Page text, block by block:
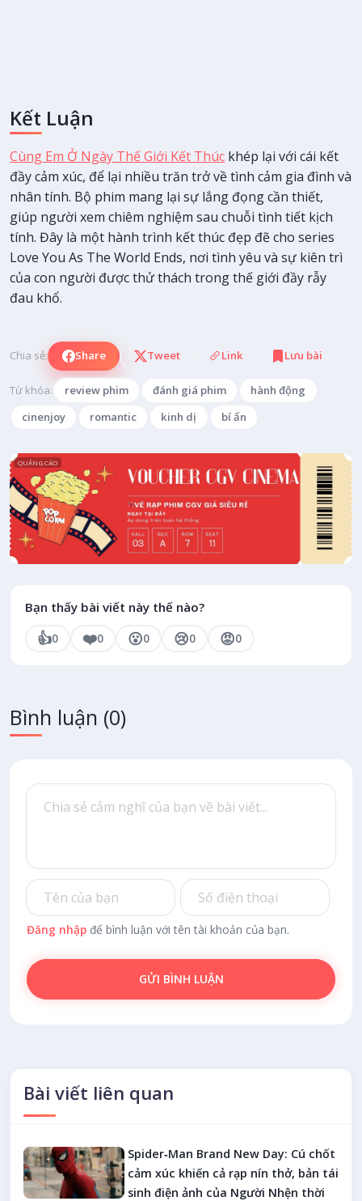
Kết Luận
Cùng Em Ở Ngày Thế Giới Kết Thúc khép lại với cái kết
đầy cảm xúc, để lại nhiều trăn trở về tình cảm gia đình và
nhân tính. Bộ phim mang lại sự lắng đọng cần thiết,
giúp người xem chiêm nghiệm sau chuỗi tình tiết kịch
tính. Đây là một hành trình kết thúc đẹp đẽ cho series
Love You As The World Ends, nơi tình yêu và sự kiên trì
của con người được thử thách trong thế giới đầy rẫy
đau khổ.
Chia sẻ: Share Tweet Link Lưu bài
Từ khóa: review phim đánh giá phim
hành động
cinenjoy
romantic kinh dị bí ẩn
QUẢNG CÁO
Bạn thấy bài viết này thế nào?
👍0 ❤️0 😮0 😢0 😡0
Bình luận (0)
Đăng nhập để bình luận với tên tài khoản của bạn.
GỬI BÌNH LUẬN
Bài viết liên quan
Spider‑Man Brand New Day: Cú chốt
cảm xúc khiến cả rạp nín thở, bản tái
sinh điện ảnh của Người Nhện thời